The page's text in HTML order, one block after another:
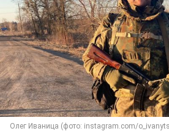
Олег Иваница (фото: instagram.com/